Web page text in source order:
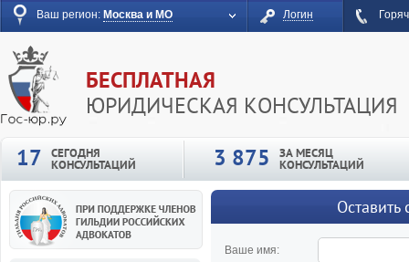
Ваш регион: Москва и МО Логин
БЕСПЛАТНАЯ
ЮРИДИЧЕСКАЯ КОНСУЛЬТАЦИЯ
17
СЕГОДНЯ
КОНСУЛЬТАЦИЙ 3 875 ЗА МЕСЯЦ
КОНСУЛЬТАЦИЙ
Ваше имя: